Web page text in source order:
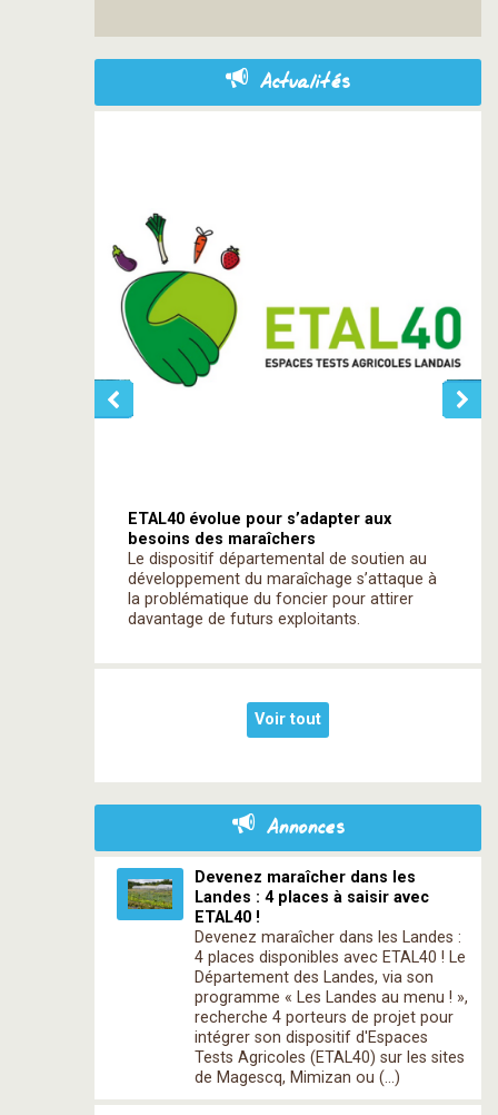
Actualités
ETAL40 évolue pour s’adapter aux
besoins des maraîchers
Le dispositif départemental de soutien au
développement du maraîchage s’attaque à
la problématique du foncier pour attirer
davantage de futurs exploitants.
Voir tout
Annonces
Devenez maraîcher dans les
Landes : 4 places à saisir avec
ETAL40 !
Devenez maraîcher dans les Landes :
4 places disponibles avec ETAL40 ! Le
Département des Landes, via son
programme « Les Landes au menu ! »,
recherche 4 porteurs de projet pour
intégrer son dispositif d'Espaces
Tests Agricoles (ETAL40) sur les sites
de Magescq, Mimizan ou (…)